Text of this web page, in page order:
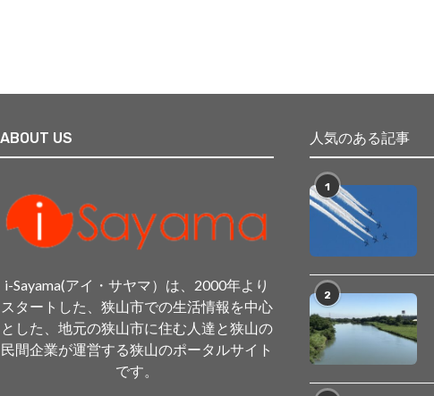
ABOUT US
i-Sayama(アイ・サヤマ）は、2000年より
スタートした、狭山市での生活情報を中心
とした、地元の狭山市に住む人達と狭山の
民間企業が運営する狭山のポータルサイト
です。
人気のある記事
1
2